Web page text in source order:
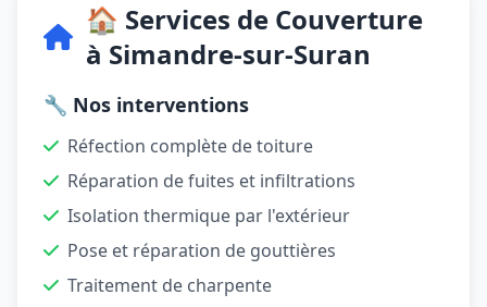
🏠 Services de Couverture
à Simandre-sur-Suran
🔧 Nos interventions
Réfection complète de toiture
Réparation de fuites et infiltrations
Isolation thermique par l'extérieur
Pose et réparation de gouttières
Traitement de charpente